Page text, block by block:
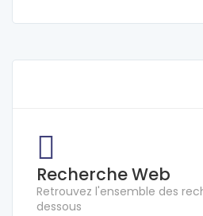
Recherche Web
Retrouvez l'ensemble des
dessous